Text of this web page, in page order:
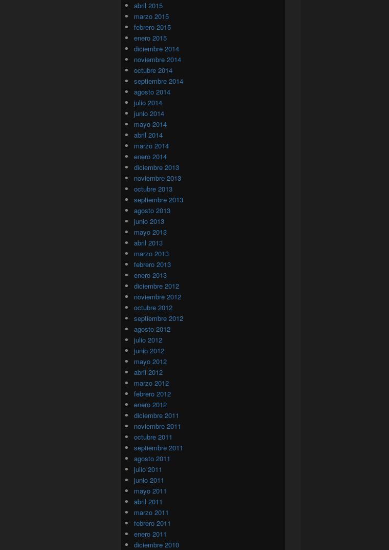
abril 2015
marzo 2015
febrero 2015
enero 2015
diciembre 2014
noviembre 2014
octubre 2014
septiembre 2014
agosto 2014
julio 2014
junio 2014
mayo 2014
abril 2014
marzo 2014
enero 2014
diciembre 2013
noviembre 2013
octubre 2013
septiembre 2013
agosto 2013
junio 2013
mayo 2013
abril 2013
marzo 2013
febrero 2013
enero 2013
diciembre 2012
noviembre 2012
octubre 2012
septiembre 2012
agosto 2012
julio 2012
junio 2012
mayo 2012
abril 2012
marzo 2012
febrero 2012
enero 2012
diciembre 2011
noviembre 2011
octubre 2011
septiembre 2011
agosto 2011
julio 2011
junio 2011
mayo 2011
abril 2011
marzo 2011
febrero 2011
enero 2011
diciembre 2010